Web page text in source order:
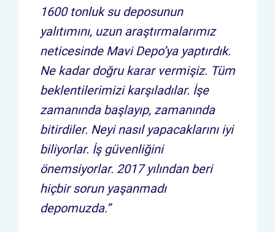
1600 tonluk su deposunun
yalıtımını, uzun araştırmalarımız
neticesinde Mavi Depo’ya yaptırdık.
Ne kadar doğru karar vermişiz. Tüm
beklentilerimizi karşıladılar. İşe
zamanında başlayıp, zamanında
bitirdiler. Neyi nasıl yapacaklarını iyi
biliyorlar. İş güvenliğini
önemsiyorlar. 2017 yılından beri
hiçbir sorun yaşanmadı
depomuzda.”